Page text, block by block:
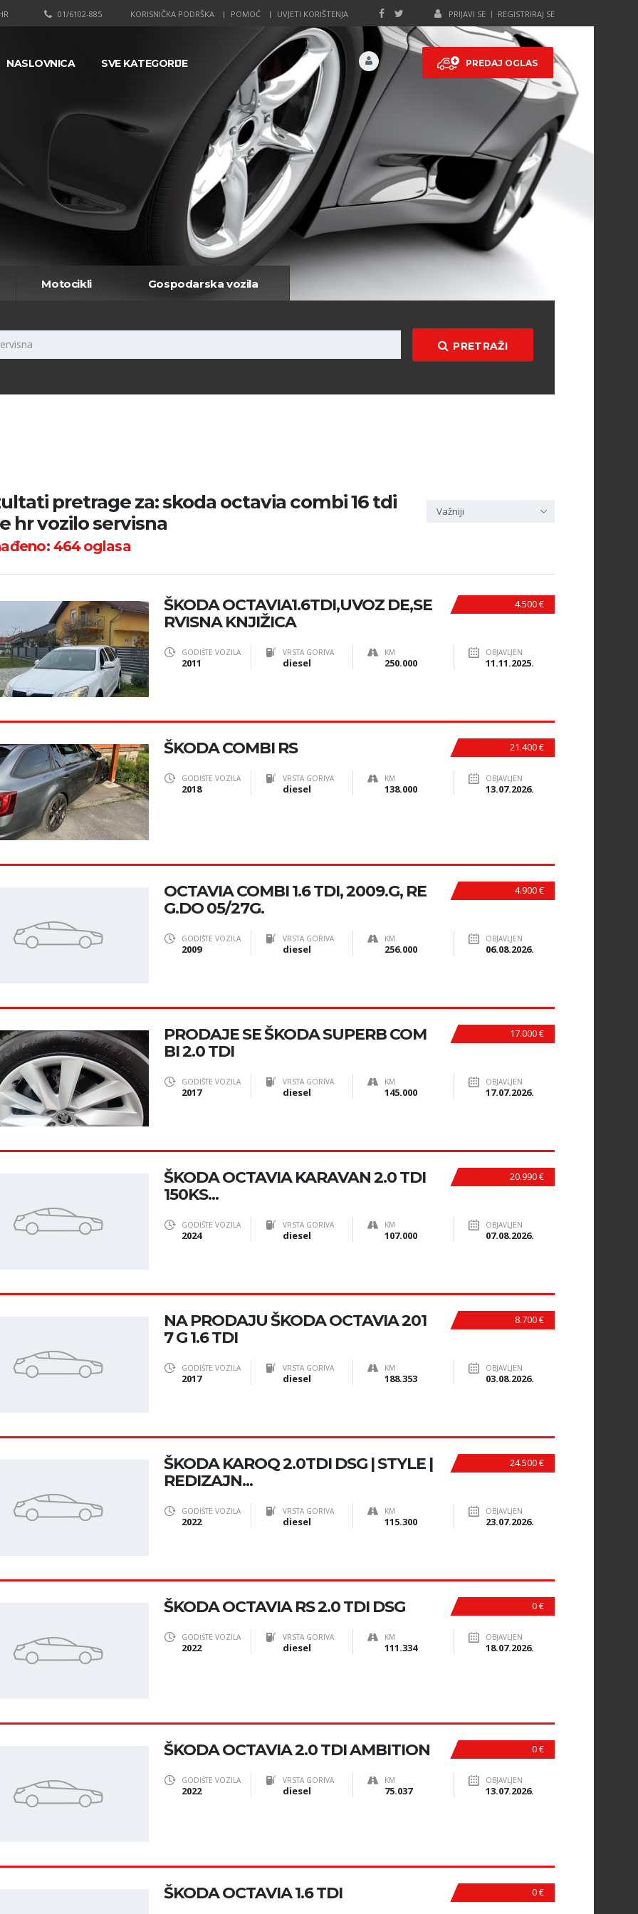
PRIJAVI SE REGISTRIRAJ SE
KORISNIČKA PODRŠKA POMOĆ UVJETI KORIŠTENJA
01/6102-885
PREDAJ OGLAS
NASLOVNICA SVE KATEGORIJE
Motocikli Gospodarska vozila
PRETRAŽI
pretrage za: skoda octavia combi 16 tdi
hr vozilo servisna
464oglasa
Važniji
4.500 €
ŠKODA OCTAVIA1.6TDI,UVOZ DE,SE
RVISNA KNJIŽICA
GODIŠTE VOZILA
2011
VRSTA GORIVA
diesel
KM
250.000
OBJAVLJEN
11.11.2025.
21.400 €
ŠKODA COMBI RS
GODIŠTE VOZILA
2018
VRSTA GORIVA
diesel
KM
138.000
OBJAVLJEN
13.07.2026.
4.900 €
OCTAVIA COMBI 1.6 TDI, 2009.G, RE
G.DO 05/27G.
GODIŠTE VOZILA
2009
VRSTA GORIVA
diesel
KM
256.000
OBJAVLJEN
06.08.2026.
17.000 €
PRODAJE SE ŠKODA SUPERB COM
BI 2.0 TDI
GODIŠTE VOZILA
2017
VRSTA GORIVA
diesel
KM
145.000
OBJAVLJEN
17.07.2026.
20.990 €
ŠKODA OCTAVIA KARAVAN 2.0 TDI
150KS...
GODIŠTE VOZILA
2024
VRSTA GORIVA
diesel
KM
107.000
OBJAVLJEN
07.08.2026.
8.700 €
NA PRODAJU ŠKODA OCTAVIA 201
7 G 1.6 TDI
GODIŠTE VOZILA
2017
VRSTA GORIVA
diesel
KM
188.353
OBJAVLJEN
03.08.2026.
24.500 €
ŠKODA KAROQ 2.0TDI DSG | STYLE |
REDIZAJN...
GODIŠTE VOZILA
2022
VRSTA GORIVA
diesel
KM
115.300
OBJAVLJEN
23.07.2026.
0 €
ŠKODA OCTAVIA RS 2.0 TDI DSG
GODIŠTE VOZILA
2022
VRSTA GORIVA
diesel
KM
111.334
OBJAVLJEN
18.07.2026.
0 €
ŠKODA OCTAVIA 2.0 TDI AMBITION
GODIŠTE VOZILA
2022
VRSTA GORIVA
diesel
KM
75.037
OBJAVLJEN
13.07.2026.
0 €
ŠKODA OCTAVIA 1.6 TDI